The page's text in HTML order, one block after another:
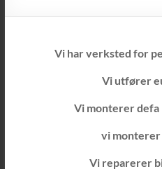
Bilutstyr
verksted
Vi har verksted for
Vi utfører
Vi monterer
vi
Vi reparerer